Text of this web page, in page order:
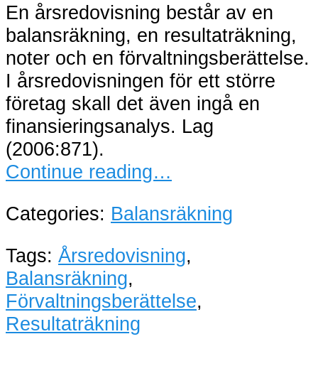
En årsredovisning består av en
balansräkning, en resultaträkning,
noter och en förvaltningsberättelse.
I årsredovisningen för ett större
företag skall det även ingå en
finansieringsanalys. Lag
(2006:871).
Continue reading…
Categories: Balansräkning
Tags: Årsredovisning,
Balansräkning,
Förvaltningsberättelse,
Resultaträkning